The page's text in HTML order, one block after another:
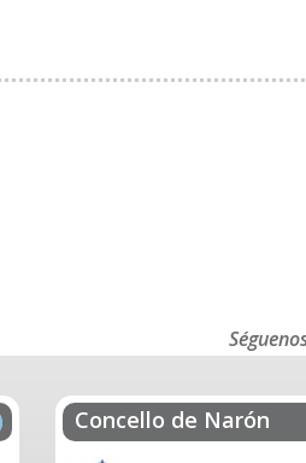
Concello de Narón